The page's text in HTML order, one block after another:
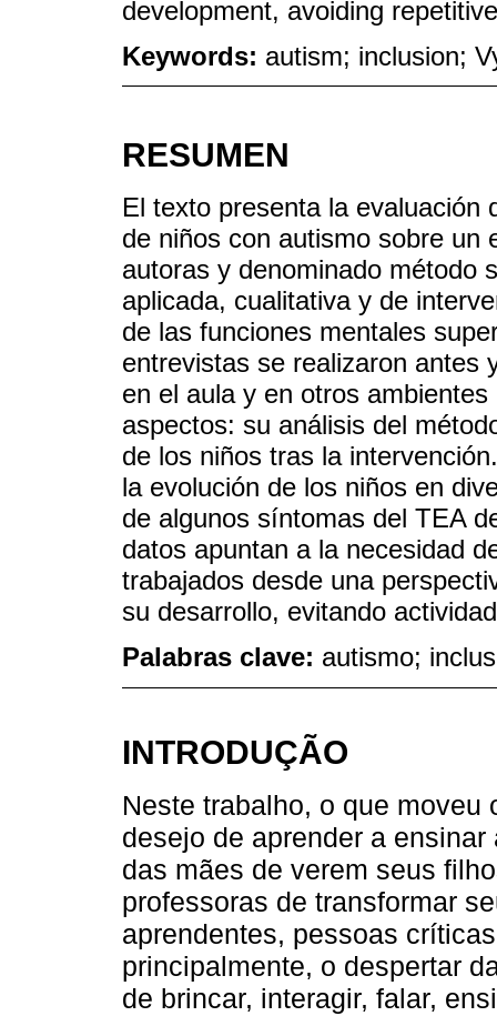
development, avoiding
Keywords: autism; inclusion;
RESUMEN
El texto presenta la evaluación
de niños con autismo sobre un
autoras y denominado método
aplicada, cualitativa y de
de las funciones mentales
entrevistas se realizaron antes
en el aula y en otros
aspectos: su análisis del
de los niños tras la
la evolución de los niños en
de algunos síntomas del TEA
datos apuntan a la necesidad
trabajados desde una
su desarrollo, evitando
Palabras clave: autismo;
INTRODUÇÃO
Neste trabalho, o que
desejo de aprender a
das mães de verem seus
professoras de transformar
aprendentes, pessoas
principalmente, o despertar
de brincar, interagir, falar,